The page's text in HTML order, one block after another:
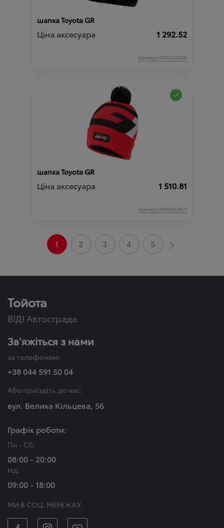
шапка Toyota GR
Ціна аксесуара 1 292.52
Артикул:N00003820
шапка Toyota GR
Ціна аксесуара 1 510.81
Артикул:N00003821
1 2 3 4 5
Тойота
ВІДІ Автострада
Зв’яжіться з нами
за телефоном:
+38 044 591 50 04
Або приїздіть до нас:
вул. Велика Кільцева, 56
Графік роботи:
Пн - Сб:
08:00 - 20:00
Нд:
09:00 - 18:00
МИ В СОЦ. МЕРЕЖАХ